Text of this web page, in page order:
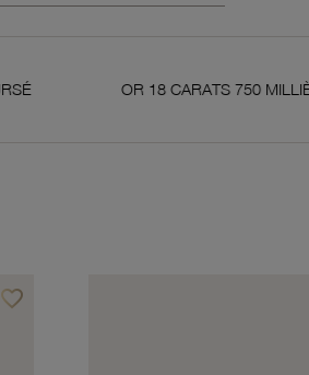
OR 18 CARATS 750 MILLIÈMES
favorite_borderAjouter à vos favoris